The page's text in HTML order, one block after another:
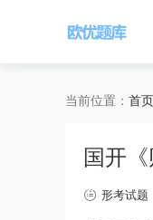
当前位置： 首页
国开
形考试题